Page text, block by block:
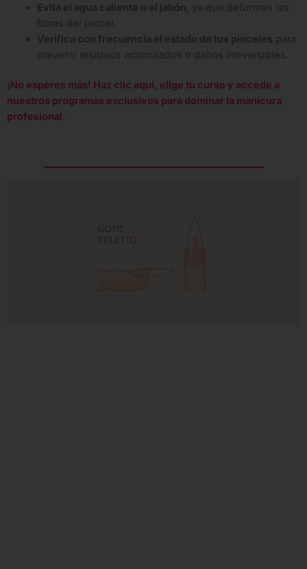
Evita el agua caliente o el jabón , ya que deforman las
fibras del pincel.
Verifica con frecuencia el estado de tus pinceles para
prevenir residuos acumulados o daños irreversibles.
¡No esperes más! Haz clic aquí, elige tu curso y accede a
nuestros programas exclusivos para dominar la manicura
profesional.